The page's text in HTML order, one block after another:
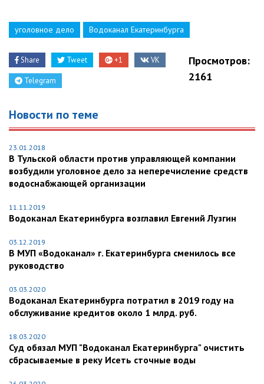
уголовное дело Водоканал Екатеринбурга
Share Tweet +1 VK
Telegram
Просмотров:
2161
Новости по теме
23.01.2018
В Тульской области против управляющей компании
возбудили уголовное дело за неперечисление средств
водоснабжающей организации
11.11.2019
Водоканал Екатеринбурга возглавил Евгений Лузгин
03.12.2019
В МУП «Водоканал» г. Екатеринбурга сменилось все
руководство
03.03.2020
Водоканал Екатеринбурга потратил в 2019 году на
обслуживание кредитов около 1 млрд. руб.
18.03.2020
Суд обязал МУП "Водоканал Екатеринбурга" очистить
сбрасываемые в реку Исеть сточные воды